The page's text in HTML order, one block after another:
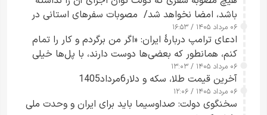
باشد، امضا نخواهد شد/ مصوبات سفرهای استانی در
چارچوب قانون بودجه است+ عکس
۰۶ مرداد ۱۴۰۵ / ۱۶:۵۳
ادعای ترامپ دربارهٔ ایران: «اگر من برگردم و کار را تمام
کنم، همانطور که بعضی‌ها دوست دارند، با پل‌ها خیلی
راحت می‌توانم بیشتر پل‌هایشان را در کمتر از یک
ساعت از بین ببرم+ ویدیو
۰۶ مرداد ۱۴۰۵ / ۱۳:۰۳
آخرین قیمت طلا، سکه و دلار6مرداد1405
۰۶ مرداد ۱۴۰۵ / ۱۲:۰۶
سخنگوی دولت: صداوسیما باید برای ایران و وحدت ملی